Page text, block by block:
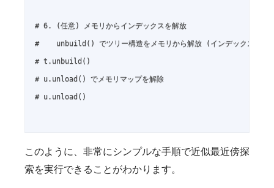
# 6. (任意) メモリからインデックスを解放
#    unbuild() でツリー構造をメモリから解放 (インデックスファ
# t.unbuild()
# u.unload() でメモリマップを解除
# u.unload()
このように、非常にシンプルな手順で近似最近傍探
索を実行できることがわかります。